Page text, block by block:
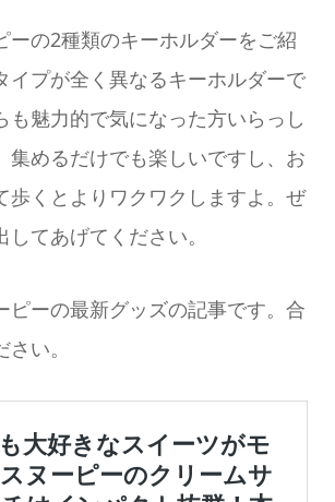
ーの2種類のキーホルダーをご紹
イプが全く異なるキーホルダーで
も魅力的で気になった方いらっし
集めるだけでも楽しいですし、お
歩くとよりワクワクしますよ。ぜ
てあげてください。
ピーの最新グッズの記事です。合
い。